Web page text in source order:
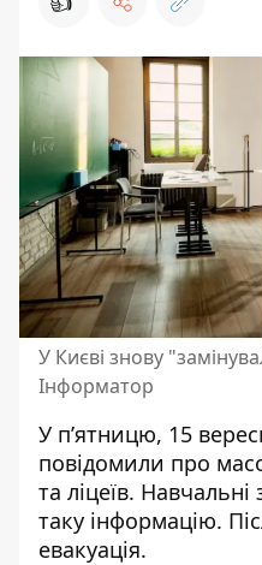
У Києві знову
Інформатор
У п’ятницю, 15
повідомили про
та ліцеїв. Навчальні
таку інформацію.
евакуація.